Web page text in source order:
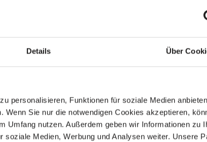
Details Über
personalisieren, Funktionen für soziale Medien
Wenn Sie nur die notwendigen Cookies akzeptieren,
Umfang nutzen. Außerdem geben wir Informationen zu
Medien, Werbung und Analysen weiter. Unsere
Passwort vergessen?
Cookies Nutzungsbedingungen/AGB Gutschein einlösen
Alle Rechte vorbehalten.Deutsch